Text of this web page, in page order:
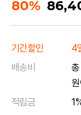
80%
기간할인
4
배송비
적립금